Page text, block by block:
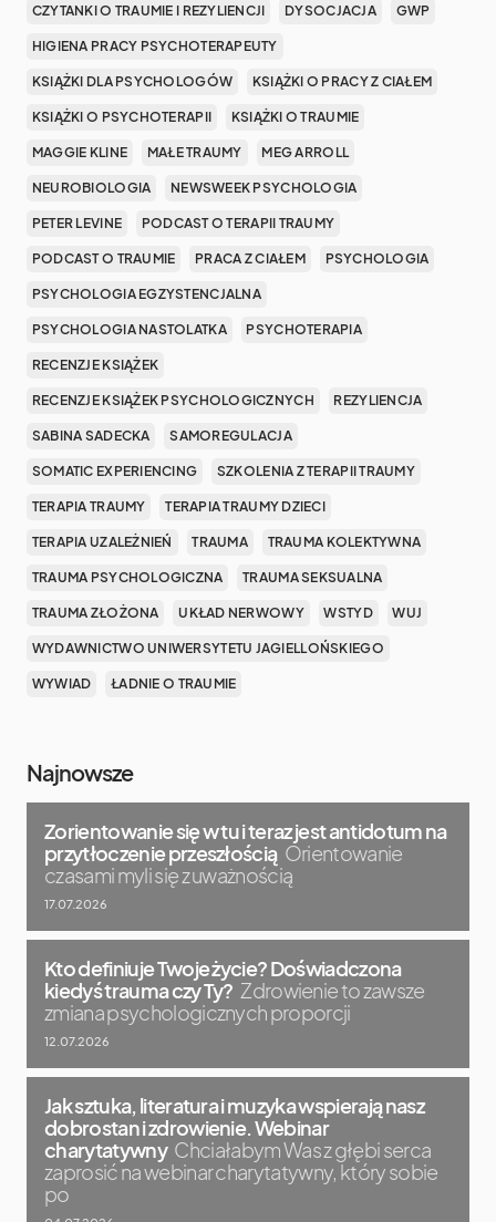
CZYTANKI O TRAUMIE I REZYLIENCJI DYSOCJACJA GWP
HIGIENA PRACY PSYCHOTERAPEUTY
KSIĄŻKI DLA PSYCHOLOGÓW KSIĄŻKI O PRACY Z CIAŁEM
KSIĄŻKI O PSYCHOTERAPII KSIĄŻKI O TRAUMIE
MAGGIE KLINE MAŁE TRAUMY MEG ARROLL
NEUROBIOLOGIA NEWSWEEK PSYCHOLOGIA
PETER LEVINE PODCAST O TERAPII TRAUMY
PODCAST O TRAUMIE PRACA Z CIAŁEM PSYCHOLOGIA
PSYCHOLOGIA EGZYSTENCJALNA
PSYCHOLOGIA NASTOLATKA PSYCHOTERAPIA
RECENZJE KSIĄŻEK
RECENZJE KSIĄŻEK PSYCHOLOGICZNYCH REZYLIENCJA
SABINA SADECKA SAMOREGULACJA
SOMATIC EXPERIENCING SZKOLENIA Z TERAPII TRAUMY
TERAPIA TRAUMY TERAPIA TRAUMY DZIECI
TERAPIA UZALEŻNIEŃ TRAUMA TRAUMA KOLEKTYWNA
TRAUMA PSYCHOLOGICZNA TRAUMA SEKSUALNA
TRAUMA ZŁOŻONA UKŁAD NERWOWY WSTYD WUJ
WYDAWNICTWO UNIWERSYTETU JAGIELLOŃSKIEGO
WYWIAD ŁADNIE O TRAUMIE
Najnowsze
Zorientowanie się w tu i teraz jest antidotum na
przytłoczenie przeszłością Orientowanie
czasami myli się z uważnością
17.07.2026
Kto definiuje Twoje życie? Doświadczona
kiedyś trauma czy Ty? Zdrowienie to zawsze
zmiana psychologicznych proporcji
12.07.2026
Jak sztuka, literatura i muzyka wspierają nasz
dobrostan i zdrowienie. Webinar
charytatywny Chciałabym Was z głębi serca
zaprosić na webinar charytatywny, który sobie
po